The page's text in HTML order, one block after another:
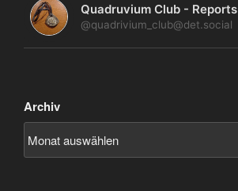
Quadruvium Club - Reports
@quadrivium_club@det.social
Archiv